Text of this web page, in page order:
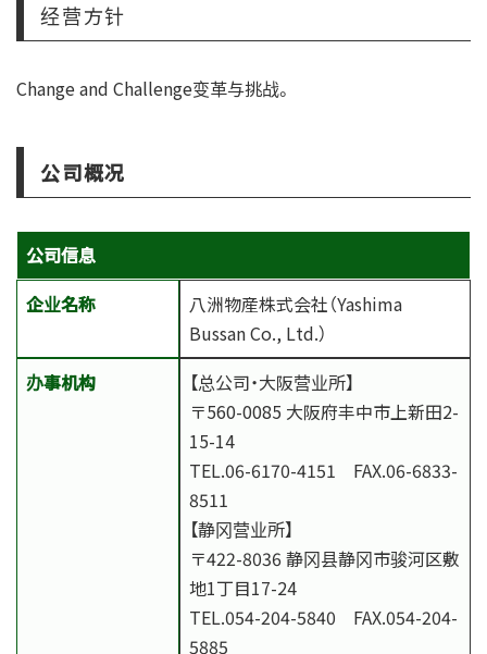
经营方针
Change and Challenge变革与挑战。
公司概况
公司信息
企业名称
八洲物産株式会社（Yashima
Bussan Co., Ltd.）
办事机构
【总公司・大阪营业所】
〒560-0085 大阪府丰中市上新田2-
15-14
TEL.06-6170-4151 FAX.06-6833-
8511
【静冈营业所】
〒422-8036 静冈县静冈市骏河区敷
地1丁目17-24
TEL.054-204-5840 FAX.054-204-
5885